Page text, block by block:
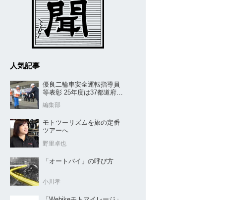
人気記事
優良二輪車安全運転指導員
等表彰 25年度は37都道府県
編集部
モトツーリズムを旅の定番
ツアーへ
野里卓也
「オートバイ」の呼び方
小川孝